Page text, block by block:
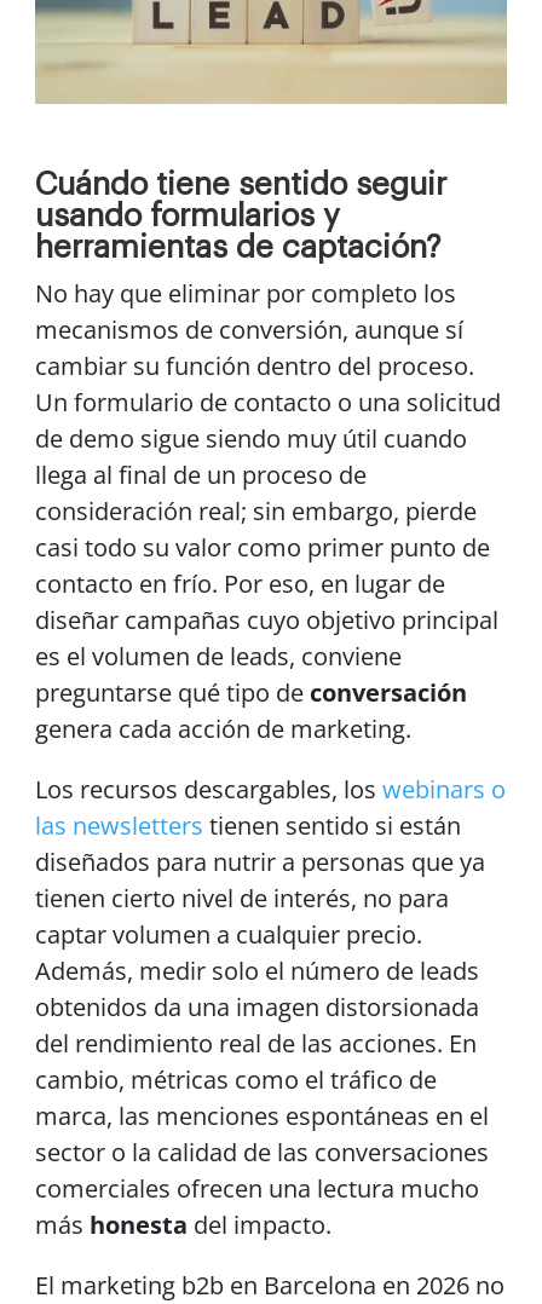
Cuándo tiene sentido seguir
usando formularios y
herramientas de captación?
No hay que eliminar por completo los
mecanismos de conversión, aunque sí
cambiar su función dentro del proceso.
Un formulario de contacto o una solicitud
de demo sigue siendo muy útil cuando
llega al final de un proceso de
consideración real; sin embargo, pierde
casi todo su valor como primer punto de
contacto en frío. Por eso, en lugar de
diseñar campañas cuyo objetivo principal
es el volumen de leads, conviene
preguntarse qué tipo de conversación
genera cada acción de marketing.
Los recursos descargables, loswebinars o
las newsletters tienen sentido si están
diseñados para nutrir a personas que ya
tienen cierto nivel de interés, no para
captar volumen a cualquier precio.
Además, medir solo el número de leads
obtenidos da una imagen distorsionada
del rendimiento real de las acciones. En
cambio, métricas como el tráfico de
marca, las menciones espontáneas en el
sector o la calidad de las conversaciones
comerciales ofrecen una lectura mucho
más honesta del impacto.
El marketing b2b en Barcelona en 2026 no